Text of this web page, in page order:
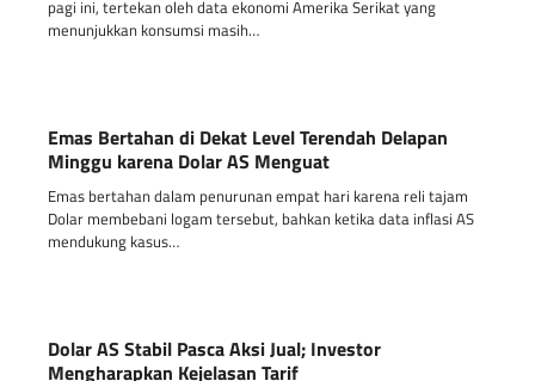
pagi ini, tertekan oleh data ekonomi Amerika Serikat yang
menunjukkan konsumsi masih…
Emas Bertahan di Dekat Level Terendah Delapan
Minggu karena Dolar AS Menguat
Emas bertahan dalam penurunan empat hari karena reli tajam
Dolar membebani logam tersebut, bahkan ketika data inflasi AS
mendukung kasus…
Dolar AS Stabil Pasca Aksi Jual; Investor
Mengharapkan Kejelasan Tarif